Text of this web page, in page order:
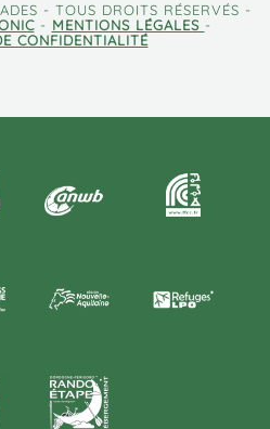
- TOUS DROITS RÉSERVÉS -
- MENTIONS LÉGALES -
CONFIDENTIALITÉ